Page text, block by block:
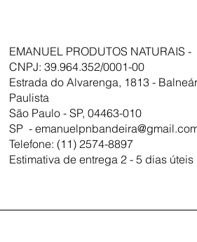
EMANUEL PRODUTOS NATURAIS -
CNPJ: 39.964.352/0001-00
Estrada do Alvarenga, 1813 -
Paulista
São Paulo - SP, 04463-010
SP -
Telefone: (11) 2574-8897
Estimativa de entrega 2 - 5 dias úteis